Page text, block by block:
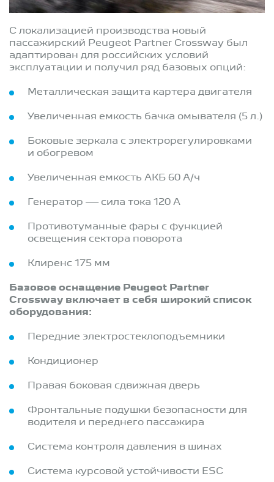
С локализацией производства новый
пассажирский Peugeot Partner Crossway был
адаптирован для российских условий
эксплуатации и получил ряд базовых опций:
Металлическая защита картера двигателя
Увеличенная емкость бачка омывателя (5 л.)
Боковые зеркала с электрорегулировками
и обогревом
Увеличенная емкость АКБ 60 А/ч
Генератор — сила тока 120 А
Противотуманные фары с функцией
освещения сектора поворота
Клиренс 175 мм
Базовое оснащение Peugeot Partner
Crossway включает в себя широкий список
оборудования:
Передние электростеклоподъемники
Кондиционер
Правая боковая сдвижная дверь
Фронтальные подушки безопасности для
водителя и переднего пассажира
Система контроля давления в шинах
Система курсовой устойчивости ESC